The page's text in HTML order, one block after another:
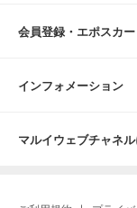
会員登録・エポスカ
インフォメーション
マルイウェブチャネ